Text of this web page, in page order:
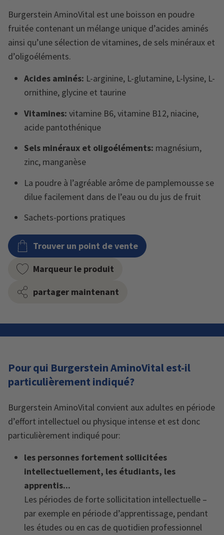
Burgerstein AminoVital est une boisson en poudre
fruitée contenant un mélange unique d’acides aminés
ainsi qu’une sélection de vitamines, de sels minéraux et
d’oligoéléments.
Acides aminés: L-arginine, L-glutamine, L-lysine, L-
ornithine, glycine et taurine
Vitamines: vitamine B6, vitamine B12, niacine,
acide pantothénique
Sels minéraux et oligoéléments: magnésium,
zinc, manganèse
La poudre à l’agréable arôme de pamplemousse se
dilue facilement dans de l’eau ou du jus de fruit
Sachets-portions pratiques
Trouver un point de vente
Marqueur le produit
partager maintenant
Pour qui Burgerstein AminoVital est-il
particulièrement indiqué?
Burgerstein AminoVital convient aux adultes en période
d’effort intellectuel ou physique intense et est donc
particulièrement indiqué pour:
les personnes fortement sollicitées
intellectuellement, les étudiants, les
apprentis...
Les périodes de forte sollicitation intellectuelle –
par exemple en période d’apprentissage, pendant
les études ou en cas de quotidien professionnel